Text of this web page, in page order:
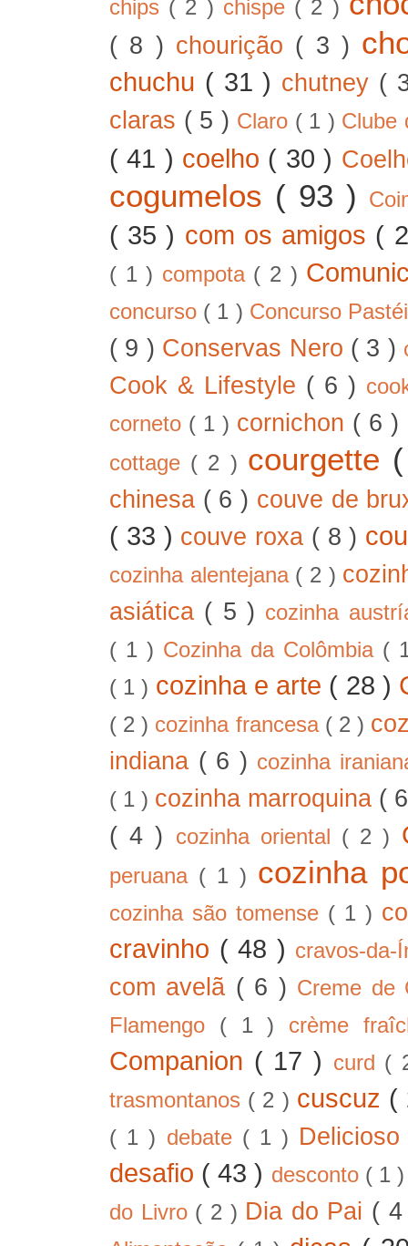
chips ( 2 ) chispe ( 2 )
( 8 ) chourição ( 3 )
chuchu ( 31 ) chutney (
claras ( 5 ) Claro ( 1 ) Clube
( 41 ) coelho ( 30 )
cogumelos ( 93 )
( 35 ) com os amigos (
( 1 ) compota ( 2 )
concurso ( 1 ) Concurso
( 9 ) Conservas Nero ( 3 )
Cook & Lifestyle ( 6 )
corneto ( 1 ) cornichon ( 6 )
cottage ( 2 ) courgette
chinesa ( 6 ) couve de
( 33 ) couve roxa ( 8 )
cozinha alentejana ( 2 )
asiática ( 5 ) cozinha
( 1 ) Cozinha da Colômbia (
( 1 ) cozinha e arte ( 28 )
( 2 ) cozinha francesa ( 2 )
indiana ( 6 ) cozinha
( 1 ) cozinha marroquina (
( 4 )
cozinha oriental ( 2 )
peruana ( 1 ) cozinha
cozinha são tomense ( 1 )
cravinho ( 48 ) cravos-
com avelã ( 6 ) Creme de
Flamengo ( 1 ) crème
Companion ( 17 ) curd (
trasmontanos ( 2 ) cuscuz (
( 1 ) debate ( 1 )
desafio ( 43 ) desconto ( 1
do Livro ( 2 ) Dia do Pai (